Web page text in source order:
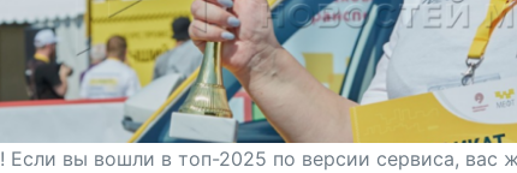
! Если вы вошли в топ-2025 по версии сервиса, вас